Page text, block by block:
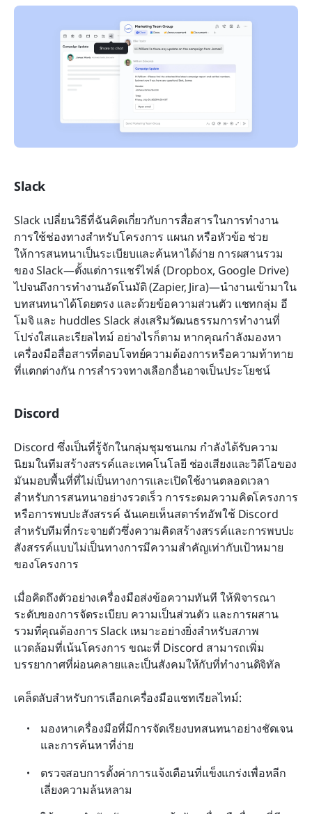
Slack
Slack เปลี่ยนวิธีที่ฉันคิดเกี่ยวกับการสื่อสารในการทำงาน
การใช้ช่องทางสำหรับโครงการ แผนก หรือหัวข้อ ช่วย
ให้การสนทนาเป็นระเบียบและค้นหาได้ง่าย การผสานรวม
ของ Slack—ตั้งแต่การแชร์ไฟล์ (Dropbox, Google Drive)
ไปจนถึงการทำงานอัตโนมัติ (Zapier, Jira)—นำงานเข้ามาใน
บทสนทนาได้โดยตรง และด้วยข้อความส่วนตัว แชทกลุ่ม อี
โมจิ และ huddles Slack ส่งเสริมวัฒนธรรมการทำงานที่
โปร่งใสและเรียลไทม์ อย่างไรก็ตาม หากคุณกำลังมองหา
เครื่องมือสื่อสารที่ตอบโจทย์ความต้องการหรือความท้าทาย
ที่แตกต่างกัน การสำรวจทางเลือกอื่นอาจเป็นประโยชน์
Discord
Discord ซึ่งเป็นที่รู้จักในกลุ่มชุมชนเกม กำลังได้รับความ
นิยมในทีมสร้างสรรค์และเทคโนโลยี ช่องเสียงและวิดีโอของ
มันมอบพื้นที่ที่ไม่เป็นทางการและเปิดใช้งานตลอดเวลา
สำหรับการสนทนาอย่างรวดเร็ว การระดมความคิดโครงการ
หรือการพบปะสังสรรค์ ฉันเคยเห็นสตาร์ทอัพใช้ Discord
สำหรับทีมที่กระจายตัวซึ่งความคิดสร้างสรรค์และการพบปะ
สังสรรค์แบบไม่เป็นทางการมีความสำคัญเท่ากับเป้าหมาย
ของโครงการ
เมื่อคิดถึงตัวอย่างเครื่องมือส่งข้อความทันที ให้พิจารณา
ระดับของการจัดระเบียบ ความเป็นส่วนตัว และการผสาน
รวมที่คุณต้องการ Slack เหมาะอย่างยิ่งสำหรับสภาพ
แวดล้อมที่เน้นโครงการ ขณะที่ Discord สามารถเพิ่ม
บรรยากาศที่ผ่อนคลายและเป็นสังคมให้กับที่ทำงานดิจิทัล
เคล็ดลับสำหรับการเลือกเครื่องมือแชทเรียลไทม์:
มองหาเครื่องมือที่มีการจัดเรียงบทสนทนาอย่างชัดเจน
และการค้นหาที่ง่าย
ตรวจสอบการตั้งค่าการแจ้งเตือนที่แข็งแกร่งเพื่อหลีก
เลี่ยงความล้นหลาม